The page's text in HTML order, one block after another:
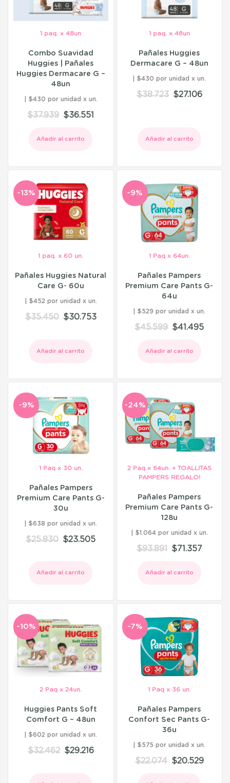
1 paq. x 48un
Combo Suavidad
Huggies | Pañales
Huggies Dermacare G –
48un
$430 por unidad
$37.939 $36.551
Añadir al carrito
1 paq. x 48un
Pañales Huggies
Dermacare G – 48un
$430 por unidad
$38.723 $27.106
Añadir al carrito
-13%
1 paq. x 60 un.
Pañales Huggies Natural
Care G- 60u
$452 por unidad
$35.450 $30.753
Añadir al carrito
-9%
1 Paq x 64un.
Pañales Pampers
Premium Care Pants G-
64u
$529 por unidad
$45.599 $41.495
Añadir al carrito
-9%
1 Paq x 30 un.
Pañales Pampers
Premium Care Pants G-
30u
$638 por unidad
$25.830 $23.505
Añadir al carrito
-24%
2 Paq x 64un. + TOALLITAS
PAMPERS REGALO!
Pañales Pampers
Premium Care Pants G-
128u
$1.064 por unidad
$93.891 $71.357
Añadir al carrito
-10%
2 Paq x 24un.
Huggies Pants Soft
Comfort G – 48un
$602 por unidad
$32.462 $29.216
-7%
1 Paq x 36 un.
Pañales Pampers
Confort Sec Pants G-
36u
$575 por unidad
$22.074 $20.529